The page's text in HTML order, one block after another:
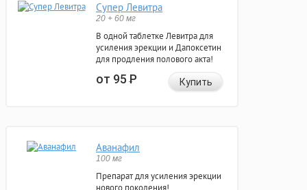
Супер Левитра
20 + 60 мг
В одной таблетке Левитра для
усиления эрекции и Дапоксетин
для продления полового акта!
от 95Р Купить
Аванафил
100 мг
Препарат для усиления эрекции